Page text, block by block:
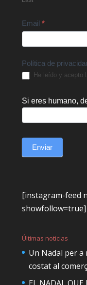
Email *
Política de
He leído y acepto
Si eres humano,
Enviar
[instagram-feed
showfollow=true]
Últimas noticias
Un Nadal per a
costat al